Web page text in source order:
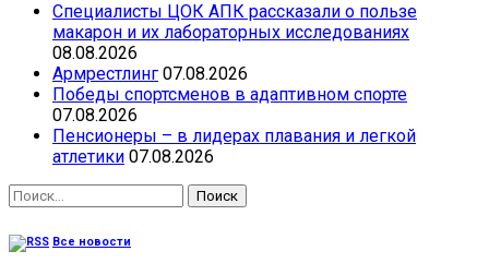
Специалисты ЦОК АПК рассказали о пользе
макарон и их лабораторных исследованиях
08.08.2026
Армрестлинг 07.08.2026
Победы спортсменов в адаптивном спорте
07.08.2026
Пенсионеры – в лидерах плавания и легкой
атлетики 07.08.2026
Найти:
Все новости